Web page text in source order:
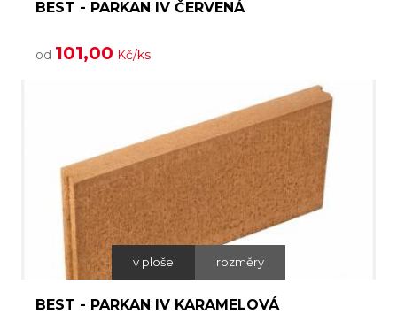
BEST - PARKAN IV ČERVENÁ
od 101,00 Kč/ks
v ploše rozměry
BEST - PARKAN IV KARAMELOVÁ